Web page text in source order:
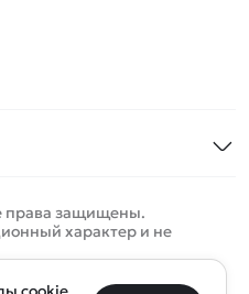
права защищены.
характер и не